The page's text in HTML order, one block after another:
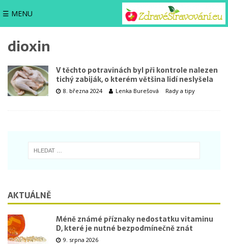
☰ MENU
dioxin
V těchto potravinách byl při kontrole nalezen
tichý zabiják, o kterém většina lidí neslyšela
8. března 2024 Lenka Burešová Rady a tipy
AKTUÁLNĚ
Méně známé příznaky nedostatku vitaminu
D, které je nutné bezpodmínečně znát
9. srpna 2026